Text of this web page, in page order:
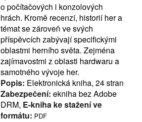
o počítačových i konzolových
hrách. Kromě recenzí, historií her a
témat se zároveň ve svých
příspěvcích zabývají specifickými
oblastmi herního světa. Zejména
zajímavostmi z oblasti hardwaru a
samotného vývoje her.
Popis: Elektronická kniha, 24 stran
Zabezpečení: ekniha bez Adobe
DRM, E-kniha ke stažení ve
formátu: PDF